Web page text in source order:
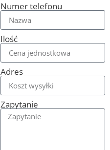
Numer telefonu
Ilość
Adres
Zapytanie